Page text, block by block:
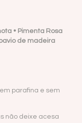
• Pimenta Rosa
de madeira
parafina e sem
não deixe acesa